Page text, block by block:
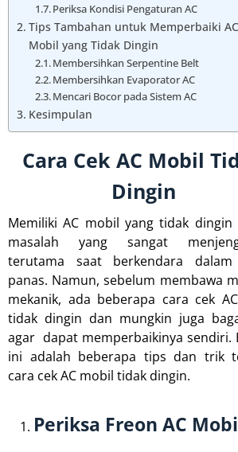
Periksa Kondisi Pengaturan AC
Tips Tambahan untuk Memperbaiki AC
Mobil yang Tidak Dingin
Membersihkan Serpentine Belt
Membersihkan Evaporator AC
Mencari Bocor pada Sistem AC
Kesimpulan
Cara Cek AC Mobil
Dingin
Memiliki AC mobil yang tidak dingin
masalah yang sangat
terutama saat berkendara dalam
panas. Namun, sebelum membawa
mekanik, ada beberapa cara cek
tidak dingin dan mungkin juga
agar dapat memperbaikinya sendiri.
ini adalah beberapa tips dan trik
cara cek AC mobil tidak dingin.
Periksa Freon AC